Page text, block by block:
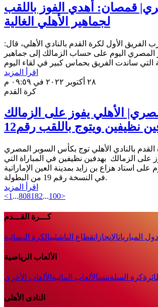
قمصان: أهدي الفوز باللقب
لجماهير الأهلي الغالية
الأول لكرة القدم بالنادي الأهلي، قال:
المصري اليوم على حساب الزمالك إلى جماهير
اقرأ المزيد
٢٨ أكتوبر ٢٠٢٢ في ٠٩:٥٩ م
كرة القدم
الأهلي يفوز على الزمالك
نظيفين ويتوج باللقب رقم12
القدم بالنادي الأهلي توج بكأس السوبر المصري
بعد الفوز على الزمالك بهدفين نظيفين في المباراة التي
على استاد هزاع بن زايد بمدينة العين الإماراتية
في النسخة رقم 19 من البطولة.
اقرأ المزيد
<1 ...808182...100>
كـــرة القـــدم
المبارياتالإنجازاتقطاع الناشئينالكرة النسائية
الألعاب الرياضية
كرة السلةتنسالألعاب المائية الألعاب الأخرى
النادى الأهلى